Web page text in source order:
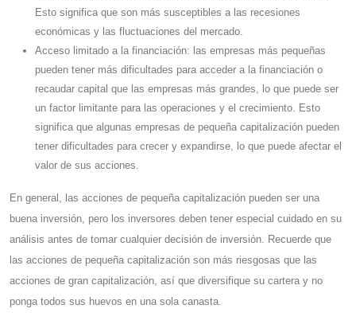
Esto significa que son más susceptibles a las recesiones
económicas y las fluctuaciones del mercado.
Acceso limitado a la financiación: las empresas más pequeñas
pueden tener más dificultades para acceder a la financiación o
recaudar capital que las empresas más grandes, lo que puede ser
un factor limitante para las operaciones y el crecimiento. Esto
significa que algunas empresas de pequeña capitalización pueden
tener dificultades para crecer y expandirse, lo que puede afectar el
valor de sus acciones.
En general, las acciones de pequeña capitalización pueden ser una
buena inversión, pero los inversores deben tener especial cuidado en su
análisis antes de tomar cualquier decisión de inversión. Recuerde que
las acciones de pequeña capitalización son más riesgosas que las
acciones de gran capitalización, así que diversifique su cartera y no
ponga todos sus huevos en una sola canasta.